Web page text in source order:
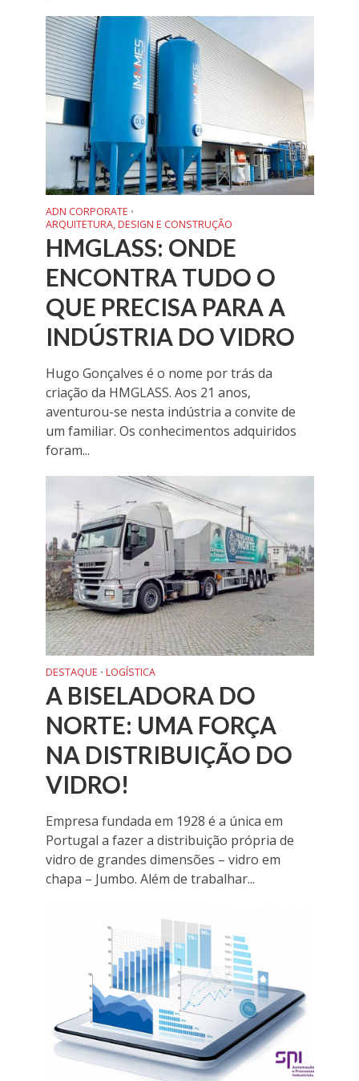
ADN CORPORATE •
ARQUITETURA, DESIGN E CONSTRUÇÃO
HMGLASS: ONDE
ENCONTRA TUDO O
QUE PRECISA PARA A
INDÚSTRIA DO VIDRO
Hugo Gonçalves é o nome por trás da
criação da HMGLASS. Aos 21 anos,
aventurou-se nesta indústria a convite de
um familiar. Os conhecimentos adquiridos
foram...
DESTAQUE • LOGÍSTICA
A BISELADORA DO
NORTE: UMA FORÇA
NA DISTRIBUIÇÃO DO
VIDRO!
Empresa fundada em 1928 é a única em
Portugal a fazer a distribuição própria de
vidro de grandes dimensões – vidro em
chapa – Jumbo. Além de trabalhar...